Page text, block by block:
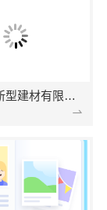
云南至高新型建材有限公司